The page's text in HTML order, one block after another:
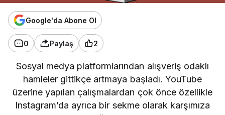
Google'da Abone Ol
0 Paylaş 2
Sosyal medya platformlarından alışveriş odaklı
hamleler gittikçe artmaya başladı. YouTube
üzerine yapılan çalışmalardan çok önce özellikle
Instagram’da ayrıca bir sekme olarak karşımıza